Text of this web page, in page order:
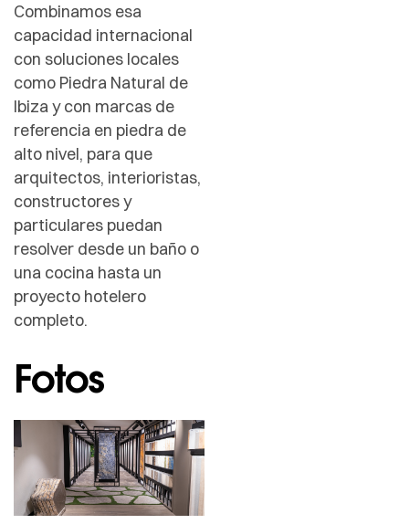
Combinamos esa
capacidad internacional
con soluciones locales
como Piedra Natural de
Ibiza y con marcas de
referencia en piedra de
alto nivel, para que
arquitectos, interioristas,
constructores y
particulares puedan
resolver desde un baño o
una cocina hasta un
proyecto hotelero
completo.
Fotos